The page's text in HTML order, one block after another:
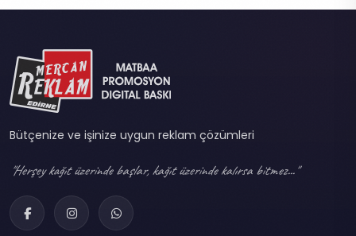
Bütçenize ve işinize uygun reklam çözümleri
"Herşey kağıt üzerinde başlar, kağıt üzerinde kalırsa bitmez..."